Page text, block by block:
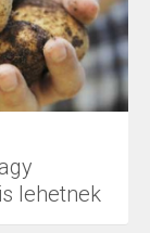
lehetnek